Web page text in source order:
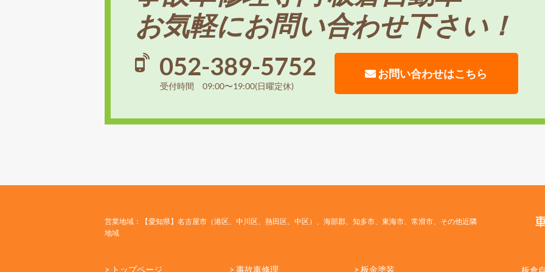
お気軽にお問い合わせ下さい！
052-389-5752
受付時間 09:00〜19:00(日曜定休)
お問い合わせはこちら
営業地域：【愛知県】名古屋市（港区、中川区、熱田区、中区）、海部郡、知多市、東海市、常滑市、その他近隣
地域
> トップページ > 事故車修理 > 板金塗装 板倉